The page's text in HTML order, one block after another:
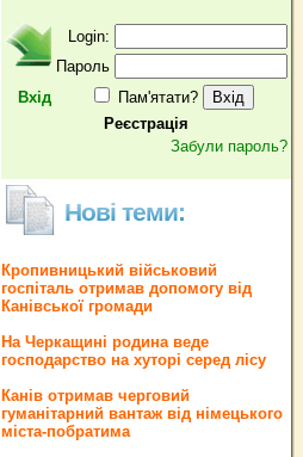
Вхід
Login:
Пароль
Пам'ятати?
Реєстрація
Забули пароль?
Нові теми:
Кропивницький військовий
госпіталь отримав допомогу від
Канівської громади
На Черкащині родина веде
господарство на хуторі серед лісу
Канів отримав черговий
гуманітарний вантаж від німецького
міста-побратима